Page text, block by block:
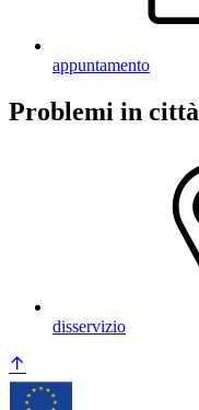
appuntamento
Problemi in città
disservizio